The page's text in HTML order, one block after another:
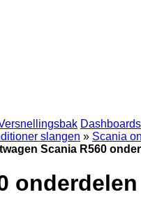
Dashboards
slangen » Scania
Scania R560
onderdelen